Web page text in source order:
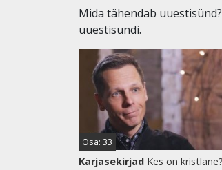
Mida tähendab
uuestisündi.
Osa: 33
Karjasekirjad Kes on kristlane?